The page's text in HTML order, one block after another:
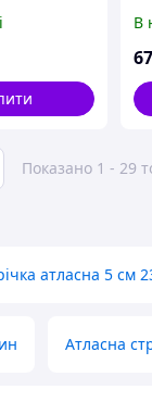
В
67
Показано 1 - 29
атласна 5 см
Атласна